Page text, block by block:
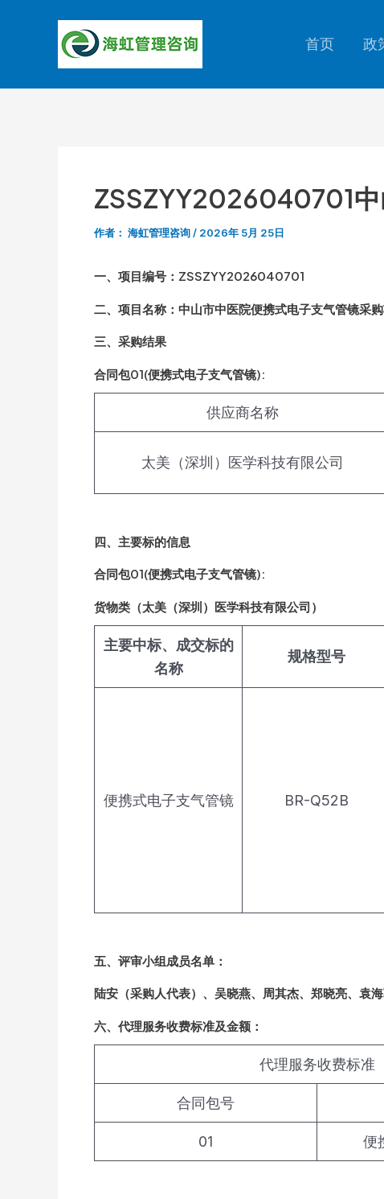
首页 政
ZSSZYY2026040701中
作者： 海虹管理咨询/ 2026年 5月 25日
一、项目编号：ZSSZYY2026040701
二、项目名称：中山市中医院便携式电子支气管镜采
三、采购结果
合同包01(便携式电子支气管镜):
供应商名称
太美（深圳）医学科技有限公司
四、主要标的信息
合同包01(便携式电子支气管镜):
货物类（太美（深圳）医学科技有限公司）
主要中标、成交标的
名称
规格型号
便携式电子支气管镜 BR-Q52B
五、评审小组成员名单：
陆安（采购人代表）、吴晓燕、周其杰、郑晓亮、袁
六、代理服务收费标准及金额：
代理服务收费标准
合同包号
01 便